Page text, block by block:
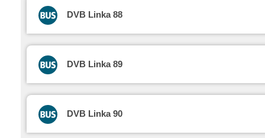
DVB Linka 88
DVB Linka 89
DVB Linka 90